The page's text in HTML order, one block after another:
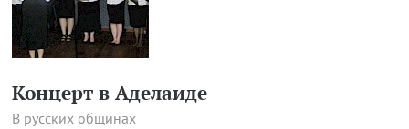
Концерт в Аделаиде
В русских общинах